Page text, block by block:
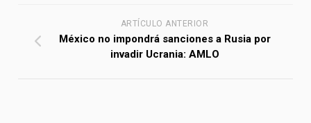
ARTÍCULO ANTERIOR
México no impondrá sanciones a Rusia por
invadir Ucrania: AMLO